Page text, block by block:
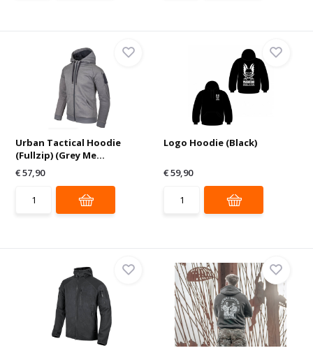
Urban Tactical Hoodie
(Fullzip) (Grey Me...
€ 57,90
Logo Hoodie (Black)
€ 59,90